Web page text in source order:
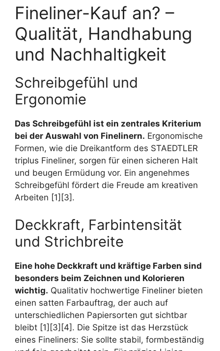
Fineliner-Kauf an? –
Qualität, Handhabung
und Nachhaltigkeit
Schreibgefühl und
Ergonomie
Das Schreibgefühl ist ein zentrales Kriterium
bei der Auswahl von Finelinern. Ergonomische
Formen, wie die Dreikantform des STAEDTLER
triplus Fineliner, sorgen für einen sicheren Halt
und beugen Ermüdung vor. Ein angenehmes
Schreibgefühl fördert die Freude am kreativen
Arbeiten [1][3].
Deckkraft, Farbintensität
und Strichbreite
Eine hohe Deckkraft und kräftige Farben sind
besonders beim Zeichnen und Kolorieren
wichtig. Qualitativ hochwertige Fineliner bieten
einen satten Farbauftrag, der auch auf
unterschiedlichen Papiersorten gut sichtbar
bleibt [1][3][4]. Die Spitze ist das Herzstück
eines Fineliners: Sie sollte stabil, formbeständig